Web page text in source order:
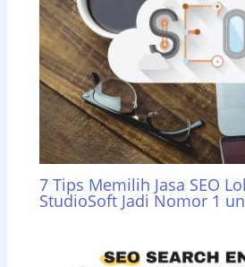
7 Tips Memilih Jasa SEO
StudioSoft Jadi Nomor 1